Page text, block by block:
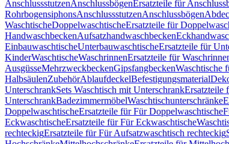
AnschlussstutzenAnschlussbögenErsatzteile für
RohrbogensiphonsAnschlussstutzenAnschlussbögen
WaschtischeDoppelwaschtischeErsatzteile für
HandwaschbeckenAufsatzhandwaschbecken
EinbauwaschtischeUnterbauwaschtischeErsatzteile für
KinderWaschtischeWaschrinnenErsatzteile für
AusgüsseMehrzweckbeckenGipsfangbeckenWaschtische
HalbsäulenZubehörAblaufdeckelBefestigungsmaterial
UnterschrankSets Waschtisch mit UnterschrankErsatzteile
UnterschrankBadezimmermöbelWaschtischunterschränke
DoppelwaschtischeErsatzteile für Für Doppelwaschtische
EckwaschtischeErsatzteile für Für Eckwaschtische
rechteckigErsatzteile für Für Aufsatzwaschtisch rechteckig